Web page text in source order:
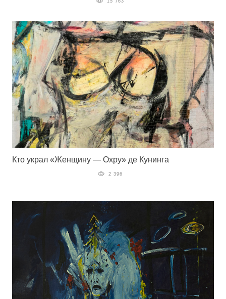
15 763
Кто украл «Женщину — Охру» де Кунинга
2 396